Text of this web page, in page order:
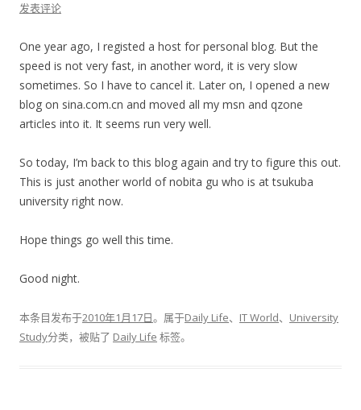
发表评论
One year ago, I registed a host for personal blog. But the
speed is not very fast, in another word, it is very slow
sometimes. So I have to cancel it. Later on, I opened a new
blog on sina.com.cn and moved all my msn and qzone
articles into it. It seems run very well.
So today, I’m back to this blog again and try to figure this out.
This is just another world of nobita gu who is at tsukuba
university right now.
Hope things go well this time.
Good night.
本条目发布于2010年1月17日。属于Daily Life、 IT World、 University
Study分类，被贴了 Daily Life 标签。